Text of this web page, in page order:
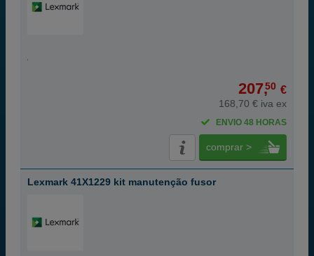
207,50 €
168,70 € iva ex
ENVIO 48 HORAS
comprar >
Lexmark 41X1229 kit manutenção fusor